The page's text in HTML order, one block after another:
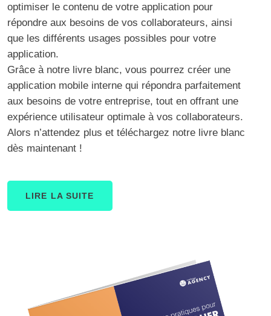
optimiser le contenu de votre application pour
répondre aux besoins de vos collaborateurs, ainsi
que les différents usages possibles pour votre
application.
Grâce à notre livre blanc, vous pourrez créer une
application mobile interne qui répondra parfaitement
aux besoins de votre entreprise, tout en offrant une
expérience utilisateur optimale à vos collaborateurs.
Alors n’attendez plus et téléchargez notre livre blanc
dès maintenant !
LIRE LA SUITE